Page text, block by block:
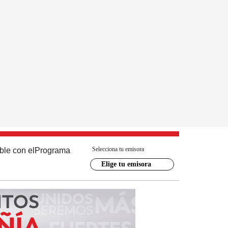
con el Programa Selecciona tu emisora
Elige tu emisora